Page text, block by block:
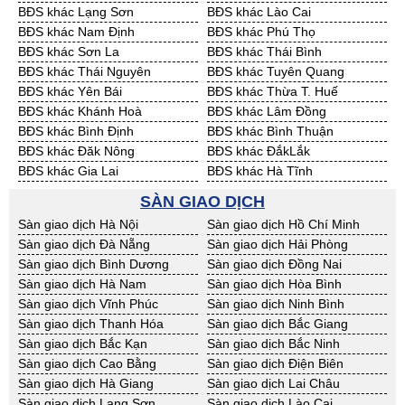
Cần Thuê Vĩnh Long
Cần Thuê Hải Dương
Cần Thuê Hưng Yên
Cần Thuê Quảng Ninh
BĐS khác Lạng Sơn
BĐS khác Lào Cai
BĐS khác Nam Định
BĐS khác Phú Thọ
BĐS khác Sơn La
BĐS khác Thái Bình
BĐS khác Thái Nguyên
BĐS khác Tuyên Quang
BĐS khác Yên Bái
BĐS khác Thừa T. Huế
BĐS khác Khánh Hoà
BĐS khác Lâm Đồng
BĐS khác Bình Định
BĐS khác Bình Thuận
BĐS khác Đăk Nông
BĐS khác ĐắkLắk
BĐS khác Gia Lai
BĐS khác Hà Tĩnh
BĐS khác Ninh Thuận
BĐS khác Phú Yên
BĐS khác Quảng Bình
BĐS khác Quảng Nam
BĐS khác Quảng Ngãi
BĐS khác Bà Rịa - VT
BĐS khác Cần Thơ
BĐS khác An Giang
BĐS khác Bạc Liêu
BĐS khác Bến Tre
BĐS khác Bình Phước
BĐS khác Cà Mau
BĐS khác Đồng Tháp
BĐS khác Hậu Giang
BĐS khác Kiên Giang
BĐS khác Long An
BĐS khác Sóc Trăng
BĐS khác Tây Ninh
BĐS khác Tiền Giang
BĐS khác Trà Vinh
SÀN GIAO DỊCH
Sàn giao dịch Hà Nội
Sàn giao dịch Hồ Chí Minh
Sàn giao dịch Đà Nẵng
Sàn giao dịch Hải Phòng
Sàn giao dịch Bình Dương
Sàn giao dịch Đồng Nai
Sàn giao dịch Hà Nam
Sàn giao dịch Hòa Bình
Sàn giao dịch Vĩnh Phúc
Sàn giao dịch Ninh Bình
Sàn giao dịch Thanh Hóa
Sàn giao dịch Bắc Giang
Sàn giao dịch Bắc Kạn
Sàn giao dịch Bắc Ninh
Sàn giao dịch Cao Bằng
Sàn giao dịch Điện Biên
Sàn giao dịch Hà Giang
Sàn giao dịch Lai Châu